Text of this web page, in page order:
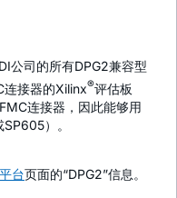
公司的所有DPG2兼容型
连接器的Xilinx®评估板
连接器，因此能够用
）。
台页面的“DPG2”信息。